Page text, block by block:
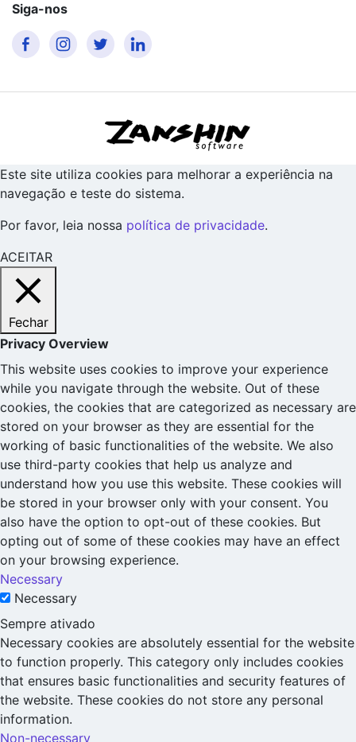
Siga-nos
Este site utiliza cookies para melhorar a experiência na
navegação e teste do sistema.
Por favor, leia nossa política de privacidade.
ACEITAR
Fechar
Privacy Overview
This website uses cookies to improve your experience
while you navigate through the website. Out of these
cookies, the cookies that are categorized as necessary are
stored on your browser as they are essential for the
working of basic functionalities of the website. We also
use third-party cookies that help us analyze and
understand how you use this website. These cookies will
be stored in your browser only with your consent. You
also have the option to opt-out of these cookies. But
opting out of some of these cookies may have an effect
on your browsing experience.
Necessary
Necessary
Sempre ativado
Necessary cookies are absolutely essential for the website
to function properly. This category only includes cookies
that ensures basic functionalities and security features of
the website. These cookies do not store any personal
information.
Non-necessary